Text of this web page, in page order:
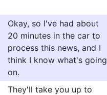
Okay, so I've had about
20 minutes in the car to
process this news, and I
think I know what's going
on.
They'll take you up to